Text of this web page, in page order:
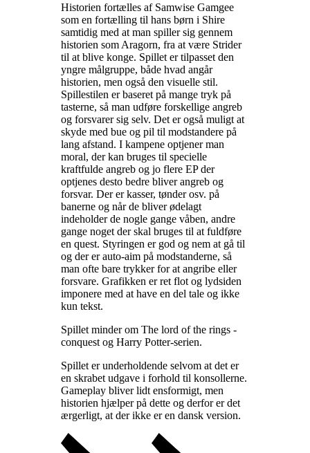
Historien fortælles af Samwise Gamgee
som en fortælling til hans børn i Shire
samtidig med at man spiller sig gennem
historien som Aragorn, fra at være Strider
til at blive konge. Spillet er tilpasset den
yngre målgruppe, både hvad angår
historien, men også den visuelle stil.
Spillestilen er baseret på mange tryk på
tasterne, så man udføre forskellige angreb
og forsvarer sig selv. Det er også muligt at
skyde med bue og pil til modstandere på
lang afstand. I kampene optjener man
moral, der kan bruges til specielle
kraftfulde angreb og jo flere EP der
optjenes desto bedre bliver angreb og
forsvar. Der er kasser, tønder osv. på
banerne og når de bliver ødelagt
indeholder de nogle gange våben, andre
gange noget der skal bruges til at fuldføre
en quest. Styringen er god og nem at gå til
og der er auto-aim på modstanderne, så
man ofte bare trykker for at angribe eller
forsvare. Grafikken er ret flot og lydsiden
imponere med at have en del tale og ikke
kun tekst.
Spillet minder om The lord of the rings -
conquest og Harry Potter-serien.
Spillet er underholdende selvom at det er
en skrabet udgave i forhold til konsollerne.
Gameplay bliver lidt ensformigt, men
historien hjælper på dette og derfor er det
ærgerligt, at der ikke er en dansk version.